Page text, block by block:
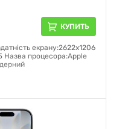
КУПИТЬ
екрану:2622x1206
Назва процесора:Apple